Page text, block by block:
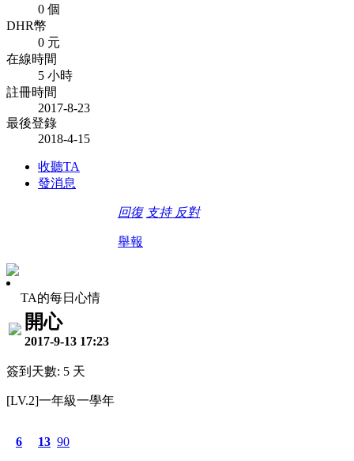
0 個
DHR幣
0 元
在線時間
5 小時
註冊時間
2017-8-23
最後登錄
2018-4-15
收聽TA
發消息
回復 支持 反對
舉報
TA的每日心情
開心
2017-9-13 17:23
簽到天數: 5 天
[LV.2]一年級一學年
6 13 90